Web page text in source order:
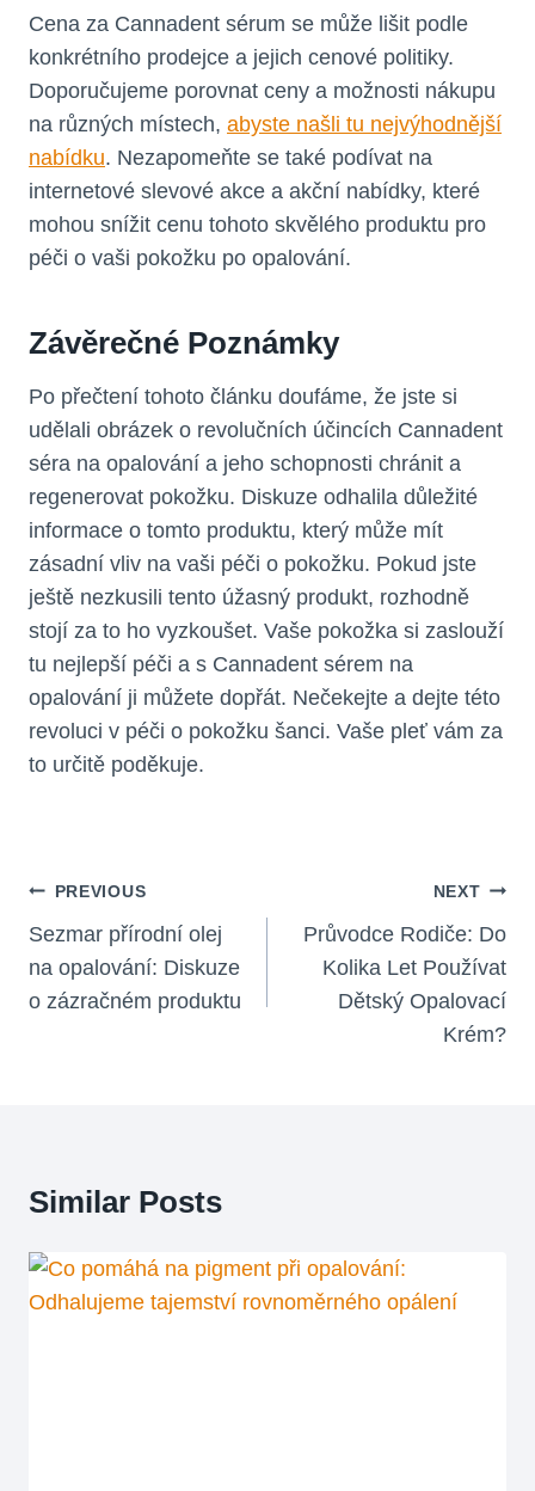
Cena za Cannadent sérum se může lišit podle
konkrétního prodejce a jejich cenové politiky.
Doporučujeme porovnat ceny a možnosti nákupu
na různých místech, abyste našli tu nejvýhodnější
nabídku. Nezapomeňte se také podívat na
internetové slevové akce a akční nabídky, které
mohou snížit cenu tohoto skvělého produktu pro
péči o vaši pokožku po opalování.
Závěrečné Poznámky
Po přečtení tohoto článku doufáme, že jste si
udělali obrázek o revolučních účincích Cannadent
séra na opalování a jeho schopnosti chránit a
regenerovat pokožku. Diskuze odhalila důležité
informace o tomto produktu, který může mít
zásadní vliv na vaši péči o pokožku. Pokud jste
ještě nezkusili tento úžasný produkt, rozhodně
stojí za to ho vyzkoušet. Vaše pokožka si zaslouží
tu nejlepší péči a s Cannadent sérem na
opalování ji můžete dopřát. Nečekejte a dejte této
revoluci v péči o pokožku šanci. Vaše pleť vám za
to určitě poděkuje.
Navigace
Pro
Příspěvek
PREVIOUS
Sezmar přírodní olej
na opalování: Diskuze
o zázračném produktu
NEXT
Průvodce Rodiče: Do
Kolika Let Používat
Dětský Opalovací
Krém?
Similar Posts